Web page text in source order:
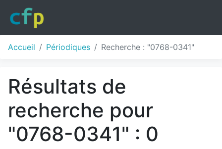
Accueil Périodiques Recherche : "0768-0341"
Résultats de
recherche pour
"0768-0341" : 0